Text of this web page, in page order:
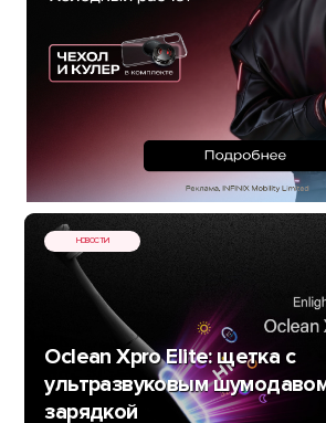
НОВОСТИ
Oclean Xpro Elite: щетка с
ультразвуковым
зарядкой